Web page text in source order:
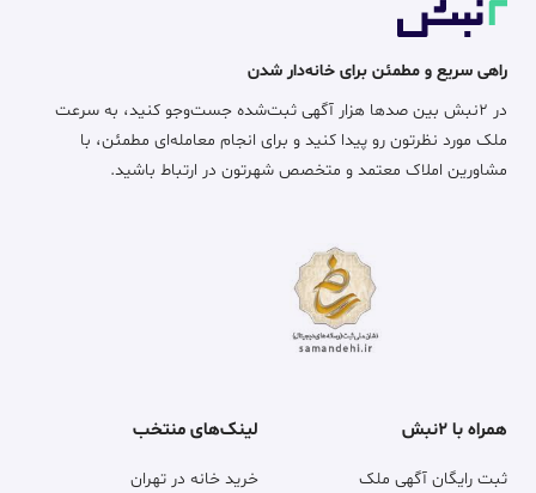
راهی سریع و مطمئن برای خانه‌دار شدن
در ۲نبش بین صدها هزار آگهی ثبت‌شده جست‌وجو کنید، به سرعت
ملک مورد نظرتون رو پیدا کنید و برای انجام معامله‌ای مطمئن، با
مشاورین املاک معتمد و متخصص شهرتون در ارتباط باشید.
همراه با ۲نبش
ثبت رایگان آگهی ملک
لینک‌های منتخب
خرید خانه در تهران